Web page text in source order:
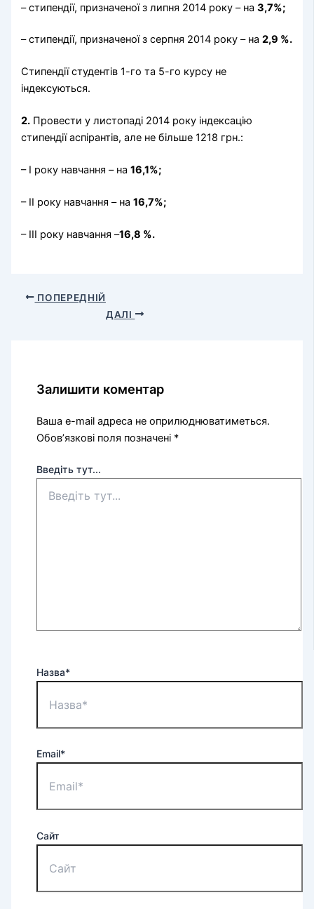
– стипендії, призначеної з липня 2014 року – на3,7%;
– стипендії, призначеної з серпня 2014 року – на2,9 %.
Стипендії студентів 1-го та 5-го курсу не
індексуються.
2. Провести у листопаді 2014 року індексацію
стипендії аспірантів, але не більше 1218 грн.:
– І року навчання – на16,1%;
– ІІ року навчання – на16,7%;
– ІІІ року навчання –16,8 %.
ПОПЕРЕДНІЙ
ДАЛІ
Залишити коментар
Ваша e-mail адреса не оприлюднюватиметься.
Обов’язкові поля позначені *
Введіть тут...
Назва*
Email*
Сайт